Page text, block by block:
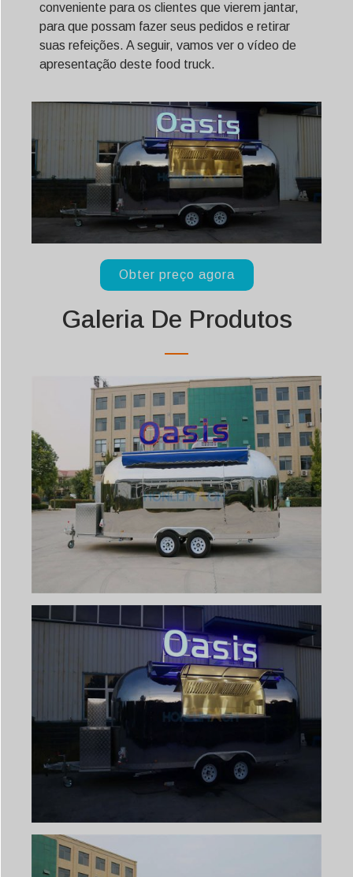
conveniente para os clientes que vierem jantar,
para que possam fazer seus pedidos e retirar
suas refeições. A seguir, vamos ver o vídeo de
apresentação deste food truck.
Obter preço agora
Galeria De Produtos